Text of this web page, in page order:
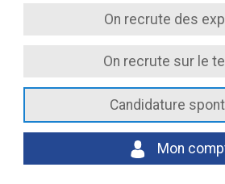
On recrute des
On recrute sur le
Candidature
Mon